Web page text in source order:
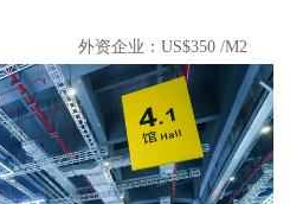
外资企业：US$350 /M2